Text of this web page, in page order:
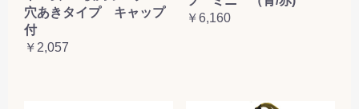
穴あきタイプ キャップ
付
￥2,057
￥6,160